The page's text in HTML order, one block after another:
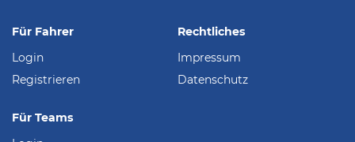
Für Fahrer
Login
Registrieren
Für Teams
Rechtliches
Impressum
Datenschutz